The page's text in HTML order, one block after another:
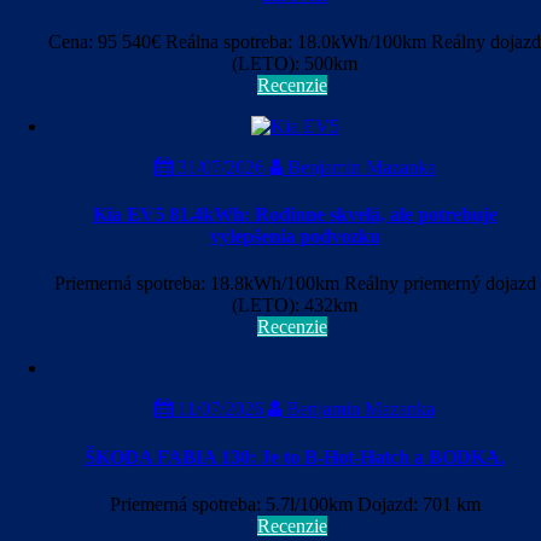
Cena: 95 540€ Reálna spotreba: 18.0kWh/100km Reálny dojazd
(LETO): 500km
Recenzie
31/07/2026 Benjamin Mazanka
Kia EV5 81.4kWh: Rodinne skvelá, ale potrebuje
vylepšenia podvozku
Priemerná spotreba: 18.8kWh/100km Reálny priemerný dojazd
(LETO): 432km
Recenzie
11/07/2026 Benjamin Mazanka
ŠKODA FABIA 130: Je to B-Hot-Hatch a BODKA.
Priemerná spotreba: 5.7l/100km Dojazd: 701 km
Recenzie